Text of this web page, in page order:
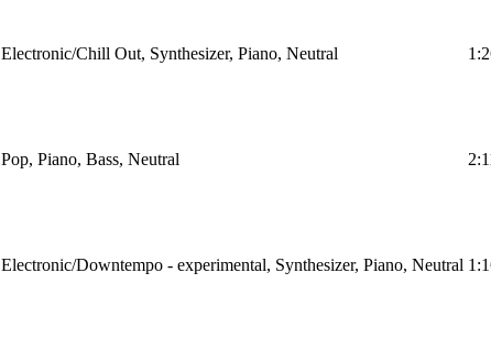
Electronic/Chill Out, Synthesizer, Piano, Neutral
Pop, Piano, Bass, Neutral
Electronic/Downtempo - experimental, Synthesizer, Piano, Neutral